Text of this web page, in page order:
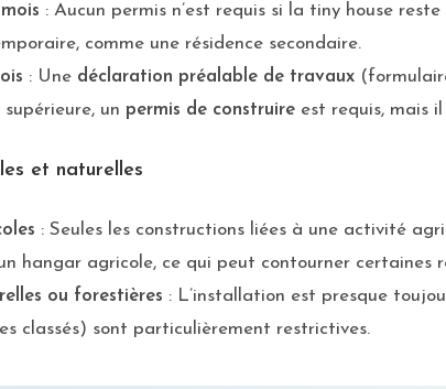
: Aucun permis n’est requis si la tiny house
comme une résidence secondaire.
: Une déclaration préalable de travaux
un permis de construire est requis, mais
et naturelles
: Seules les constructions liées à une activité
hangar agricole, ce qui peut contourner certaines
ou forestières : L’installation est presque
classés) sont particulièrement restrictives.